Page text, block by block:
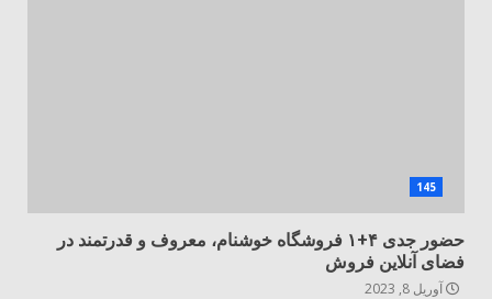
145
حضور جدی ۴+۱ فروشگاه خوشنام، معروف و قدرتمند در
فضای آنلاین فروش
آوریل 8, 2023